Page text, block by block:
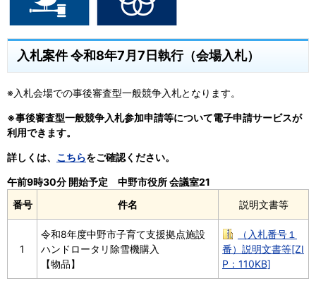
入札案件 令和8年7月7日執行（会場入札）
※入札会場での事後審査型一般競争入札となります。
※事後審査型一般競争入札参加申請等について電子申請サービスが
利用できます。
詳しくは、 こちらをご確認ください。
番号 件名 説明文書等
午前9時30分 開始予定 中野市役所 会議室21
1
令和8年度中野市子育て支援拠点施設
ハンドロータリ除雪機購入
【物品】
（入札番号１
番）説明文書等[ZI
P：110KB]